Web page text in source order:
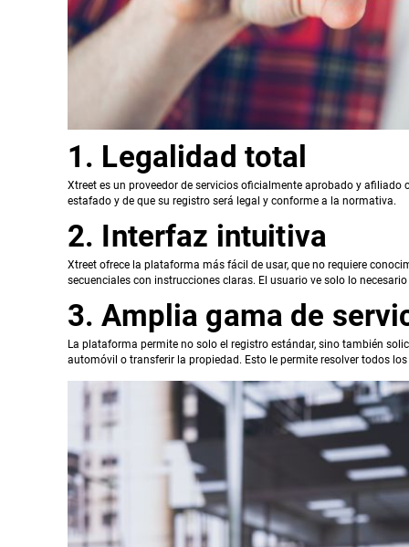
1. Legalidad total
Xtreet es un proveedor de servicios oficialmente aprobado y afiliado
estafado y de que su registro será legal y conforme a la normativa.
2. Interfaz intuitiva
Xtreet ofrece la plataforma más fácil de usar, que no requiere
secuenciales con instrucciones claras. El usuario ve solo lo
3. Amplia gama de
La plataforma permite no solo el registro estándar, sino también
automóvil o transferir la propiedad. Esto le permite resolver todos